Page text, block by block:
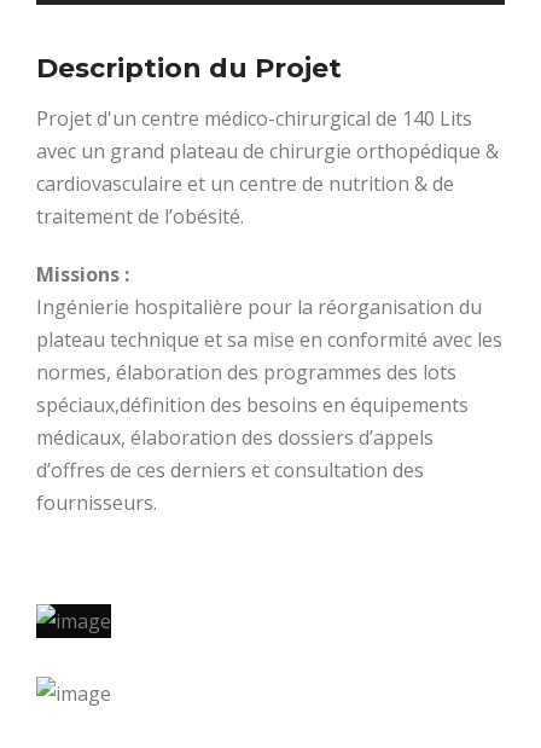
Description du Projet
Projet d'un centre médico-chirurgical de 140 Lits
avec un grand plateau de chirurgie orthopédique &
cardiovasculaire et un centre de nutrition & de
traitement de l’obésité.
Missions :
Ingénierie hospitalière pour la réorganisation du
plateau technique et sa mise en conformité avec les
normes, élaboration des programmes des lots
spéciaux,définition des besoins en équipements
médicaux, élaboration des dossiers d’appels
d’offres de ces derniers et consultation des
fournisseurs.